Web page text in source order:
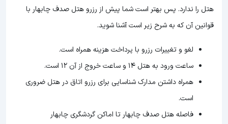
هتل را ندارد. پس بهتر است شما پیش از رزرو هتل صدف چابهار با
قوانین آن که به شرح زیر است آشنا شوید.
لغو و تغییرات رزرو با پرداخت هزینه همراه است.
ساعت ورود به هتل ۱۴ و ساعت خروج از آن ۱۲ است.
همراه داشتن مدارک شناسایی برای رزرو اتاق در هتل ضروری
است.
فاصله هتل صدف چابهار تا اماکن گردشگری چابهار